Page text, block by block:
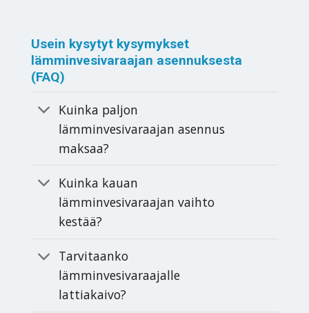
Usein kysytyt kysymykset
lämminvesivaraajan asennuksesta
(FAQ)
Kuinka paljon
lämminvesivaraajan asennus
maksaa?
Kuinka kauan
lämminvesivaraajan vaihto
kestää?
Tarvitaanko
lämminvesivaraajalle
lattiakaivo?